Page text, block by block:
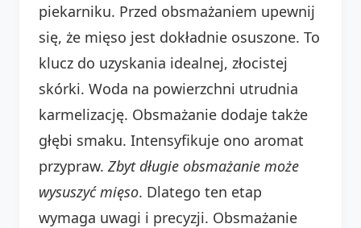
piekarniku. Przed obsmażaniem upewnij
się, że mięso jest dokładnie osuszone. To
klucz do uzyskania idealnej, złocistej
skórki. Woda na powierzchni utrudnia
karmelizację. Obsmażanie dodaje także
głębi smaku. Intensyfikuje ono aromat
przypraw. Zbyt długie obsmażanie może
wysuszyć mięso. Dlatego ten etap
wymaga uwagi i precyzji. Obsmażanie